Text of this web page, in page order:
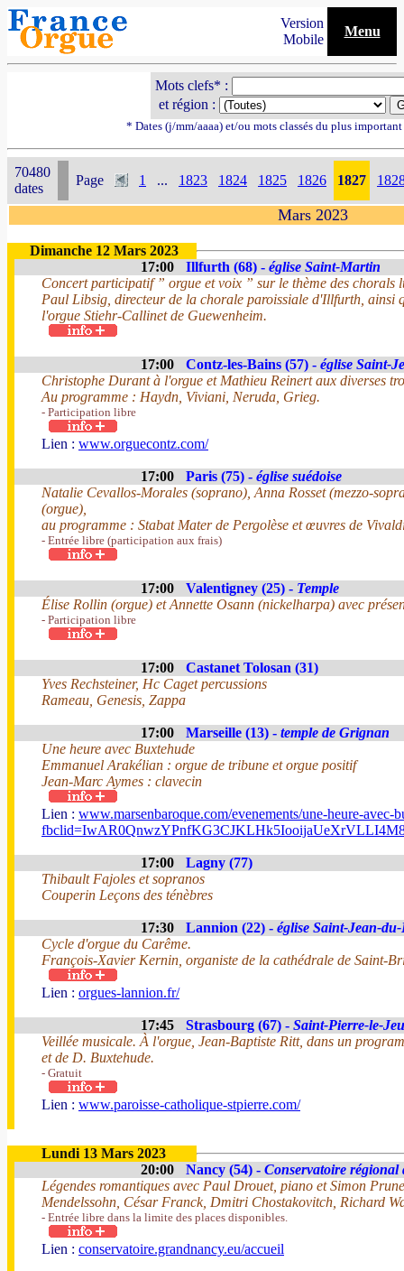
Version
Mobile
Menu
Mots clefs* :
et région :
* Dates (j/mm/aaaa) et/ou mots classés du plus
70480
dates
Page 1 ... 1823 1824 1825 1826 1827
Mars 2023
Dimanche 12 Mars 2023
17:00
Illfurth (68) - église Saint-Martin
Concert participatif ” orgue et voix ” sur le thème des chorals
Paul Libsig, directeur de la chorale paroissiale d'Illfurth, ainsi
l'orgue Stiehr-Callinet de Guewenheim.
17:00 Contz-les-Bains (57) - église Saint-
Christophe Durant à l'orgue et Mathieu Reinert aux diverses
Au programme : Haydn, Viviani, Neruda, Grieg.
- Participation libre
Lien : www.orguecontz.com/
17:00 Paris (75) - église suédoise
Natalie Cevallos-Morales (soprano), Anna Rosset (mezzo-
(orgue),
au programme : Stabat Mater de Pergolèse et œuvres de
- Entrée libre (participation aux frais)
17:00 Valentigney (25) - Temple
Élise Rollin (orgue) et Annette Osann (nickelharpa) avec
- Participation libre
17:00
Castanet Tolosan (31)
Yves Rechsteiner, Hc Caget percussions
Rameau, Genesis, Zappa
17:00 Marseille (13) - temple de Grignan
Une heure avec Buxtehude
Emmanuel Arakélian : orgue de tribune et orgue positif
Jean-Marc Aymes : clavecin
Lien : www.marsenbaroque.com/evenements/une-heure-avec-
17:00
Lagny (77)
Thibault Fajoles et sopranos
Couperin Leçons des ténèbres
17:30 Lannion (22) - église Saint-Jean-
Cycle d'orgue du Carême.
François-Xavier Kernin, organiste de la cathédrale de Saint-
Lien : orgues-lannion.fr/
17:45 Strasbourg (67) - Saint-Pierre-le-
Veillée musicale. À l'orgue, Jean-Baptiste Ritt, dans un
et de D. Buxtehude.
- Gratuit
Lien : www.paroisse-catholique-stpierre.com/
Lundi 13 Mars 2023
20:00
Nancy (54) - Conservatoire
Légendes romantiques avec Paul Drouet, piano et Simon
Mendelssohn, César Franck, Dmitri Chostakovitch, Richard
- Entrée libre dans la limite des places disponibles.
Lien : conservatoire.grandnancy.eu/accueil